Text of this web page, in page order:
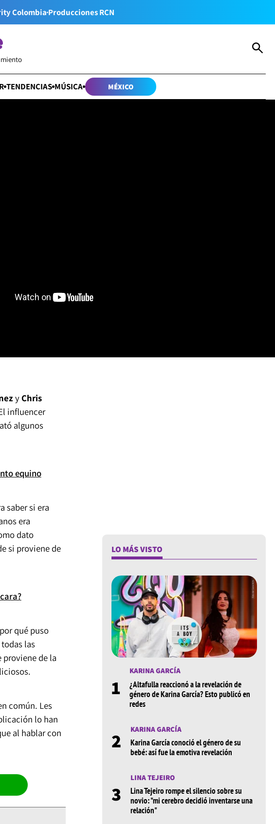
ColombiaProducciones RCN
TENDENCIAS MÚSICA MÉXICO
yChris
influencer
algunos
equino
saber si era
era
dato
si proviene de
qué puso
las
de la
común. Les
lo han
al hablar con
LO MÁS VISTO
1
KARINA GARCÍA
¿Altafulla reaccionó a la revelación de
género de Karina García? Esto publicó en
redes
2
KARINA GARCÍA
Karina García conoció el género de su
bebé: así fue la emotiva revelación
3
LINA TEJEIRO
Lina Tejeiro rompe el silencio sobre su
novio: "mi cerebro decidió inventarse una
relación"